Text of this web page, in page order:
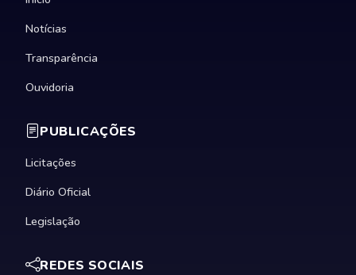
Notícias
Transparência
Ouvidoria
PUBLICAÇÕES
Licitações
Diário Oficial
Legislação
REDES SOCIAIS